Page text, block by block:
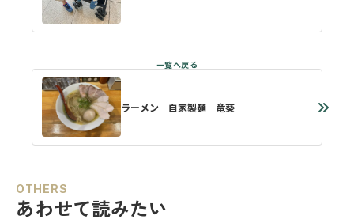
ラーメン 自家製麺 竜葵
OTHERS
あわせて読みたい